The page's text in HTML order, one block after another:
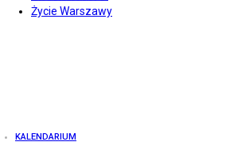
Życie Warszawy
KALENDARIUM